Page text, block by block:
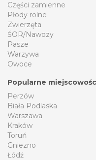
Części zamienne
Płody rolne
Zwierzęta
ŚOR/Nawozy
Pasze
Warzywa
Owoce
Popularne
Perzów
Biała Podlaska
Warszawa
Kraków
Toruń
Gniezno
Łódź